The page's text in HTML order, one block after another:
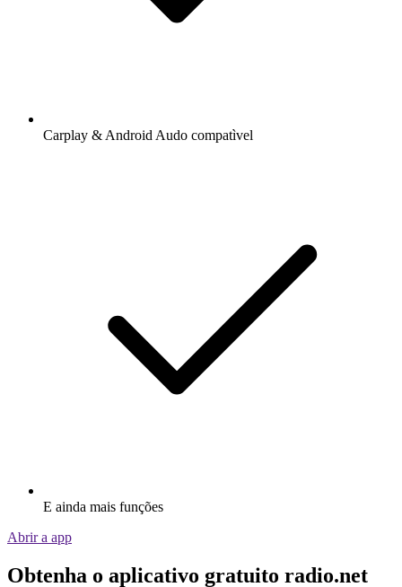
Carplay & Android Audo compatìvel
E ainda mais funções
Abrir a app
Obtenha o aplicativo gratuito radio.net